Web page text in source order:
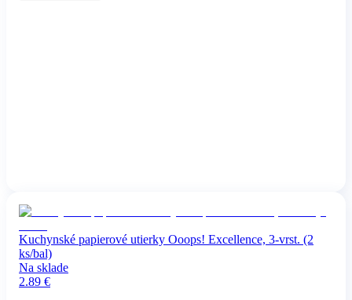
Kuchynské papierové utierky Ooops! Excellence, 3-vrst. (2
ks/bal)
Na sklade
2.89 €